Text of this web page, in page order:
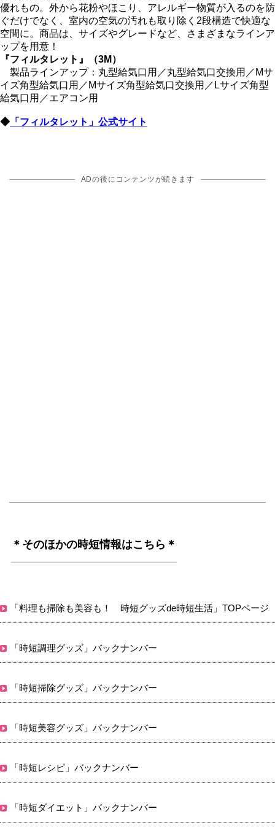
優れもの。外から花粉やほこり、アレルギー物質が入るのを防
ぐだけでなく、室内の空気の汚れも取り除く2段構造で快適な
空間に。商品は、サイズやグレードなど、さまざまなラインア
ップを用意！
『フィルタレット』（3M）
製品ラインアップ：丸型給気口用／丸型給気口交換用／Mサ
イズ角型給気口用／Mサイズ角型給気口交換用／Lサイズ角型
給気口用／エアコン用
◆ 「フィルタレット」公式サイト
ADの後にコンテンツが続きます
＊そのほかの時短情報はこちら＊
「料理も掃除も美容も！ 時短グッズde時短生活」TOPページ
「時短調理グッズ」バックナンバー
「時短掃除グッズ」バックナンバー
「時短美容グッズ」バックナンバー
「時短レシピ」バックナンバー
「時短ダイエット」バックナンバー